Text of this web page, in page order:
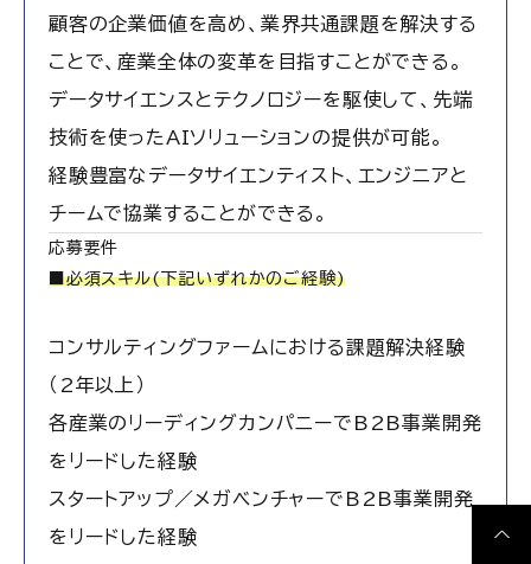
顧客の企業価値を高め、業界共通課題を解決する
ことで、産業全体の変革を目指すことができる。
データサイエンスとテクノロジーを駆使して、先端
技術を使ったAIソリューションの提供が可能。
経験豊富なデータサイエンティスト、エンジニアと
チームで協業することができる。
応募要件
■必須スキル(下記いずれかのご経験)
コンサルティングファームにおける課題解決経験
（2年以上）
各産業のリーディングカンパニーでB2B事業開発
をリードした経験
スタートアップ／メガベンチャーでB2B事業開発
をリードした経験